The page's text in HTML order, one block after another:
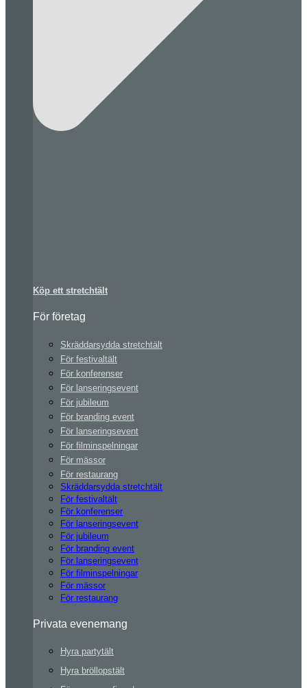
Köp ett stretchtält
För företag
Skräddarsydda stretchtält
För festivaltält
För konferenser
För lanseringsevent
För jubileum
För branding event
För lanseringsevent
För filminspelningar
För mässor
För restaurang
Skräddarsydda stretchtält
För festivaltält
För konferenser
För lanseringsevent
För jubileum
För branding event
För lanseringsevent
För filminspelningar
För mässor
För restaurang
Privata evenemang
Hyra partytält
Hyra bröllopstält